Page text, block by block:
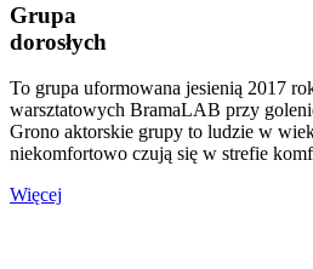
Grupa
dorosłych
To grupa uformowana jesienią 2017
warsztatowych BramaLAB przy
Grono aktorskie grupy to ludzie w
niekomfortowo czują się w strefie
Więcej